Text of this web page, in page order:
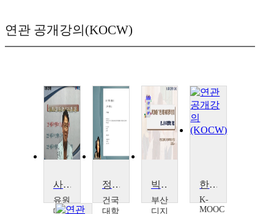
연관 공개강의(KOCW)
사회복지정책론
유원
대학
정책학개론
건국
대학
빅데이터 기반 사회복지정책 평가
부산
디지
한국창업정책 60년사와 우수 기업 사례
K-
MOOC